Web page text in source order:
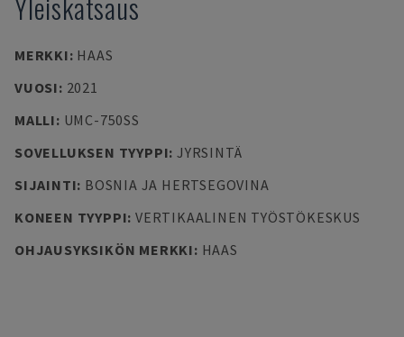
MERKKI: HAAS
VUOSI: 2021
MALLI: UMC-750SS
SOVELLUKSEN TYYPPI: JYRSINTÄ
SIJAINTI: BOSNIA JA HERTSEGOVINA
KONEEN TYYPPI: VERTIKAALINEN TYÖSTÖKESKUS
OHJAUSYKSIKÖN MERKKI: HAAS